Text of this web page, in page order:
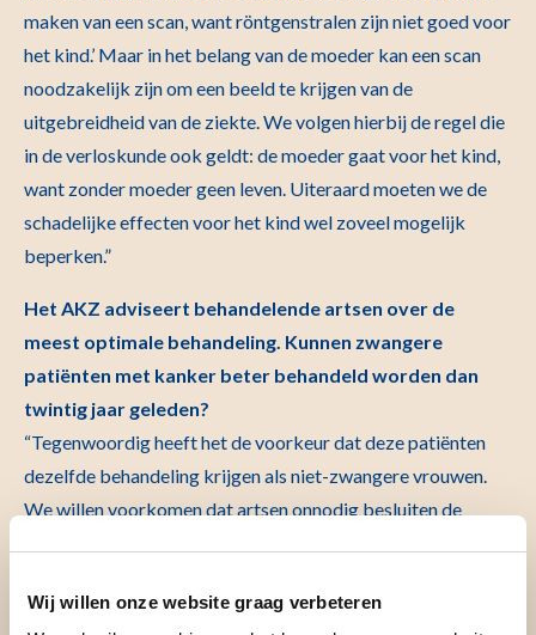
Wij willen onze website graag verbeteren
maken van een scan, want röntgenstralen zijn niet goed voor
het kind.’ Maar in het belang van de moeder kan een scan
noodzakelijk zijn om een beeld te krijgen van de
uitgebreidheid van de ziekte. We volgen hierbij de regel die
in de verloskunde ook geldt: de moeder gaat voor het kind,
want zonder moeder geen leven. Uiteraard moeten we de
schadelijke effecten voor het kind wel zoveel mogelijk
beperken.”
Het AKZ adviseert behandelende artsen over de
meest optimale behandeling. Kunnen zwangere
patiënten met kanker beter behandeld worden dan
twintig jaar geleden?
“Tegenwoordig heeft het de voorkeur dat deze patiënten
dezelfde behandeling krijgen als niet-zwangere vrouwen.
We willen voorkomen dat artsen onnodig besluiten de
we vrouwen tijdens de zwangerschap in de meeste gevallen